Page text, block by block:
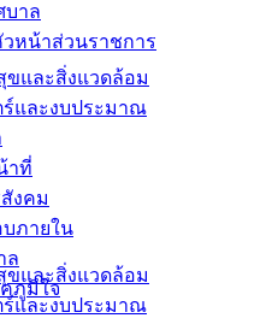
และสิ่งแวดล้อม
และงบประมาณ
าที่
งคม
ภายใน
ล
ภูมิใจ
บาล
หน้าส่วนราชการ
และสิ่งแวดล้อม
และงบประมาณ
อกประกาศเรื่อง กำหนดห้วง
ยงสัตว์น้ำซึ่งเป็นสาธารณสมบัติ
งหอยทะเล มายื่นคำขอรับใบ
นคำขอฯ ตั้งแต่วันที่ 10
เป็นเวลา 30 วัน ณ
บุรี